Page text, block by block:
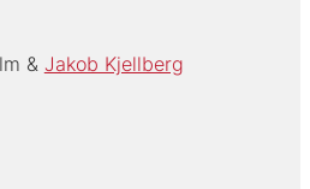
Jakob Kjellberg